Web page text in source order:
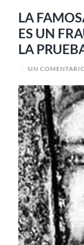
LA
ES UN
LA
/ SIN